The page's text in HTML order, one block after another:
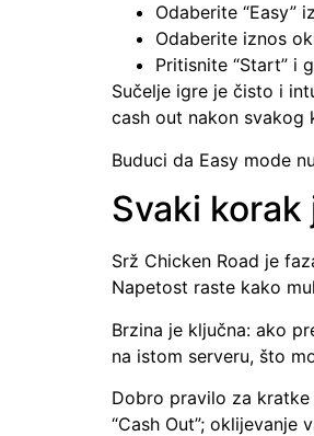
Odaberite “Easy”
Odaberite iznos
Pritisnite “Start” i
Sučelje igre je čisto i
cash out nakon svakog
Buduci da Easy mode
Svaki korak
Srž Chicken Road je
Napetost raste kako
Brzina je ključna: ako
na istom serveru, što
Dobro pravilo za
“Cash Out”; oklijevanje